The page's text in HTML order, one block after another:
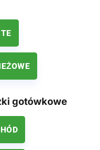
gotówkowe